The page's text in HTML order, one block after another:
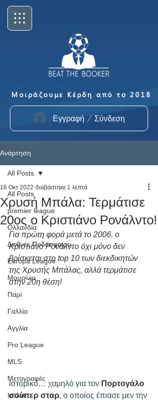
Μοιράζουμε Κέρδη από το 2018
Εγγραφή / Σύνδεση
Ανάρτηση
All Posts
premier league
Ολλανδία
Διεθνές Ποδόσφαιρο
Europa League
Μουρίνιο
Παρί
Γαλλία
Αγγλία
Pro League
MLS
Μεταγραφές
Ιταλία
All Posts
Χρυσή Μπάλα: Τερμάτισε
20ος ο Κριστιάνο Ρονάλντο!
16 Οκτ 2022 διαβάστηκε 1 λεπτά
Για πρώτη φορά μετά το 2006, ο
Κριστιάνο Ρονάλντο όχι μόνο δεν
βρίσκεται στο top 10 των διεκδικητών
της Χρυσής Μπάλας, αλλά τερμάτισε
στην 20η θέση!
Ιστορικό… χαμηλό για τον Πορτογάλο
σούπερ σταρ, ο οποίος έπιασε μεν την